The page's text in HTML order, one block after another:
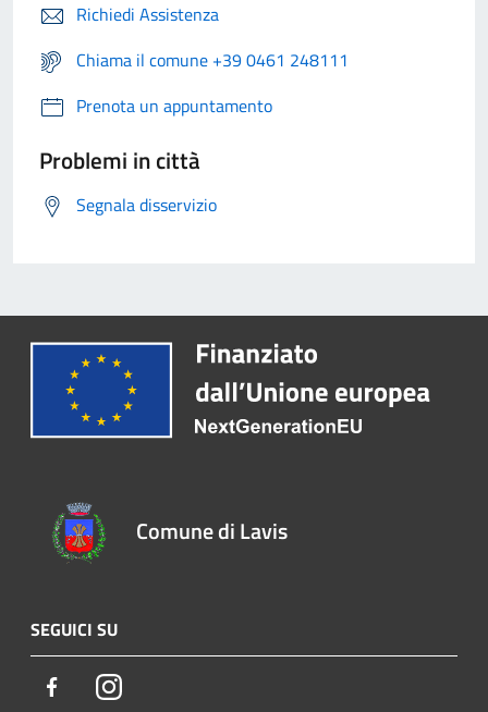
Richiedi Assistenza
Chiama il comune +39 0461 248111
Prenota un appuntamento
Problemi in città
Segnala disservizio
Comune di Lavis
SEGUICI SU
FacebookInstagram